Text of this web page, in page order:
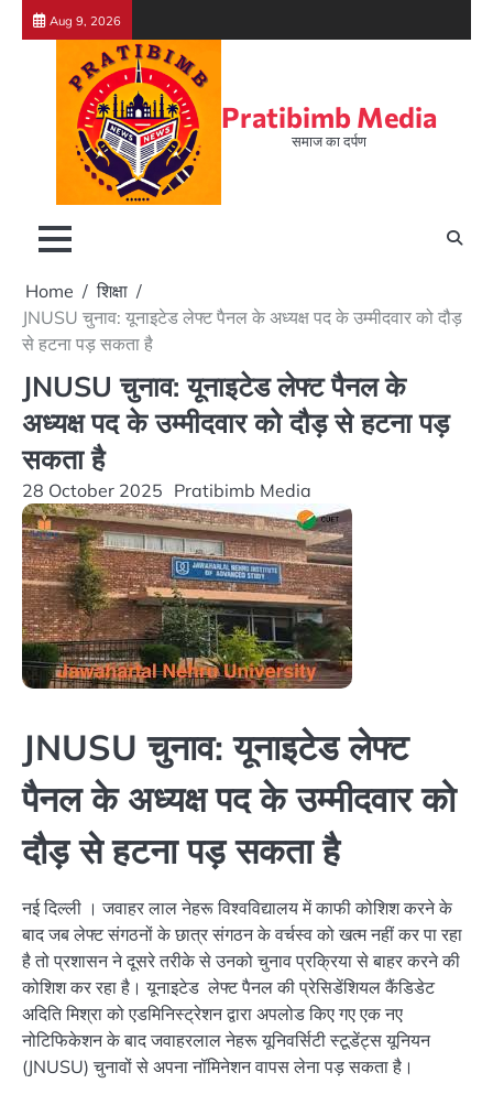
Skip
Aug 9, 2026
Pratibimb Media
समाज का दर्पण
Home
शिक्षा
JNUSU चुनाव: यूनाइटेड लेफ्ट पैनल के अध्यक्ष पद के उम्मीदवार को दौड़
से हटना पड़ सकता है
JNUSU चुनाव: यूनाइटेड लेफ्ट पैनल के
अध्यक्ष पद के उम्मीदवार को दौड़ से हटना पड़
सकता है
28 October 2025 Pratibimb Media
JNUSU चुनाव: यूनाइटेड लेफ्ट
पैनल के अध्यक्ष पद के उम्मीदवार को
दौड़ से हटना पड़ सकता है
नई दिल्ली । जवाहर लाल नेहरू विश्वविद्यालय में काफी कोशिश करने के
बाद जब लेफ्ट संगठनों के छात्र संगठन के वर्चस्व को खत्म नहीं कर पा रहा
है तो प्रशासन ने दूसरे तरीके से उनको चुनाव प्रक्रिया से बाहर करने की
कोशिश कर रहा है। यूनाइटेड लेफ्ट पैनल की प्रेसिडेंशियल कैंडिडेट
अदिति मिश्रा को एडमिनिस्ट्रेशन द्वारा अपलोड किए गए एक नए
नोटिफिकेशन के बाद जवाहरलाल नेहरू यूनिवर्सिटी स्टूडेंट्स यूनियन
(JNUSU) चुनावों से अपना नॉमिनेशन वापस लेना पड़ सकता है।